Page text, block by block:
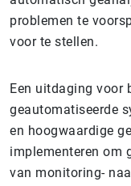
problemen te
voor te stellen.
Een uitdaging voor
geautomatiseerde
en hoogwaardige
implementeren om
van monitoring-